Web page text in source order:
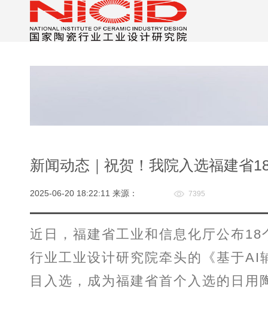
新闻动态｜祝贺！我院入选福建省
2025-06-20 18:22:11 来源： 7395
近日，福建省工业和信息化厅公布
行业工业设计研究院牵头的《基于AI
目入选，成为福建省首个入选的日用